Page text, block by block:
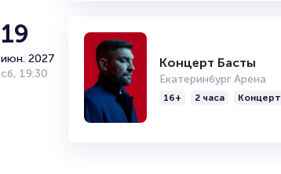
19
июн. 2027
сб, 19:30
Концерт Басты
Екатеринбург Арена
16+ 2 часа Концерт